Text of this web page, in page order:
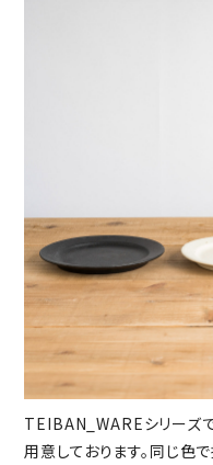
TEIBAN_WAREシリーズ
用意しております。同じ色